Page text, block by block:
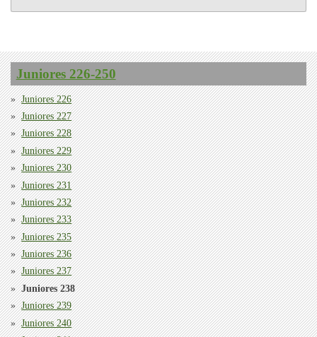
Juniores 226-250
Juniores 226
Juniores 227
Juniores 228
Juniores 229
Juniores 230
Juniores 231
Juniores 232
Juniores 233
Juniores 235
Juniores 236
Juniores 237
Juniores 238
Juniores 239
Juniores 240